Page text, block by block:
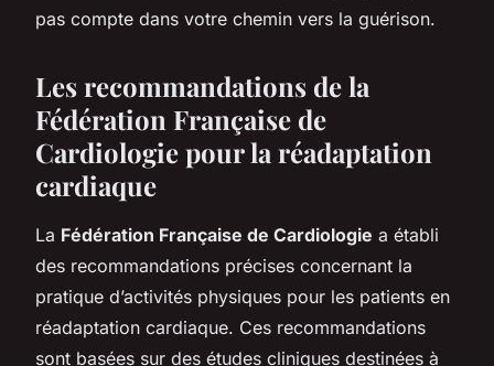
pas compte dans votre chemin vers la guérison.
Les recommandations de la
Fédération Française de
Cardiologie pour la réadaptation
cardiaque
La Fédération Française de Cardiologie a établi
des recommandations précises concernant la
pratique d’activités physiques pour les patients en
réadaptation cardiaque. Ces recommandations
sont basées sur des études cliniques destinées à